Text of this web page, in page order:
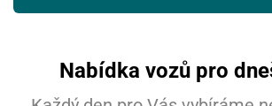
Nabídka vozů pro